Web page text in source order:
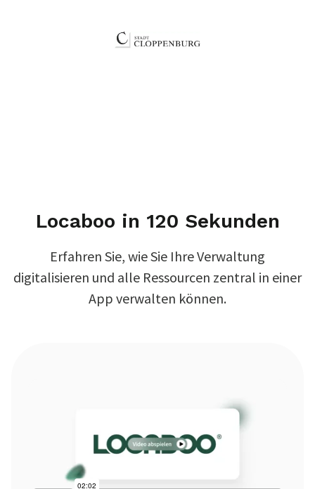
Locaboo in 120 Sekunden
Erfahren Sie, wie Sie Ihre Verwaltung
digitalisieren und alle Ressourcen zentral in einer
App verwalten können.